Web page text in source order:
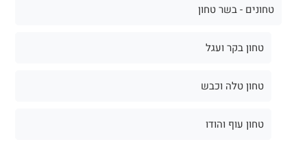
טחונים - בשר טחון
טחון בקר ועגל
טחון טלה וכבש
טחון עוף והודו